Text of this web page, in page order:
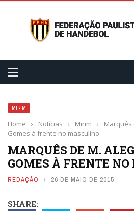
MIRIM
Home › Notícias › Mirim ›
Marquês
Gomes à frente no masculino
MARQUÊS DE M.
GOMES À FRENTE
REDAÇÃO 26 DE MAIO DE 2015
SHARE: